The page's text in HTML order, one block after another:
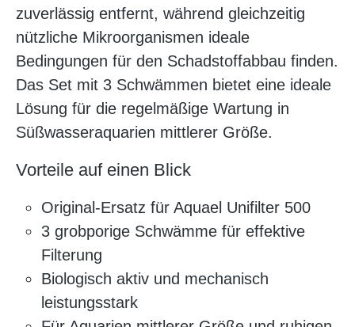
zuverlässig entfernt, während gleichzeitig
nützliche Mikroorganismen ideale
Bedingungen für den Schadstoffabbau finden.
Das Set mit 3 Schwämmen bietet eine ideale
Lösung für die regelmäßige Wartung in
Süßwasseraquarien mittlerer Größe.
Vorteile auf einen Blick
Original-Ersatz für Aquael Unifilter 500
3 grobporige Schwämme für effektive
Filterung
Biologisch aktiv und mechanisch
leistungsstark